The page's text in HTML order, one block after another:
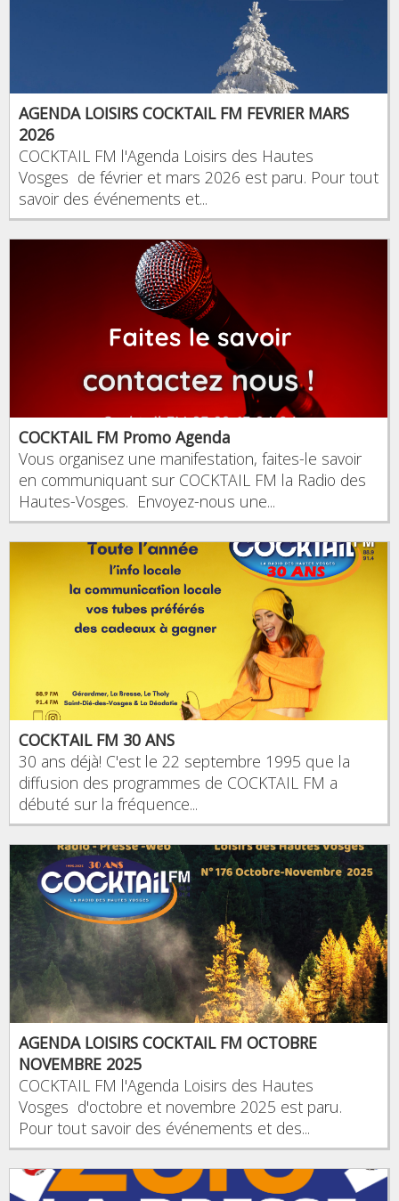
AGENDA LOISIRS COCKTAIL FM FEVRIER MARS
2026
COCKTAIL FM l'Agenda Loisirs des Hautes
Vosges de février et mars 2026 est paru. Pour tout
savoir des événements et...
COCKTAIL FM Promo Agenda
Vous organisez une manifestation, faites-le savoir
en communiquant sur COCKTAIL FM la Radio des
Hautes-Vosges. Envoyez-nous une...
COCKTAIL FM 30 ANS
30 ans déjà! C'est le 22 septembre 1995 que la
diffusion des programmes de COCKTAIL FM a
débuté sur la fréquence...
AGENDA LOISIRS COCKTAIL FM OCTOBRE
NOVEMBRE 2025
COCKTAIL FM l'Agenda Loisirs des Hautes
Vosges d'octobre et novembre 2025 est paru.
Pour tout savoir des événements et des...